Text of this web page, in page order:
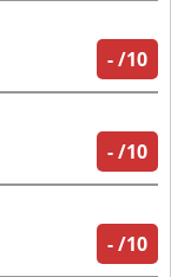
-/10
-/10
-/10